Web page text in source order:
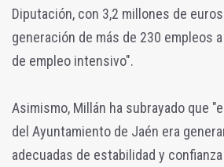
Diputación, con 3,2 millones de
generación de más de 230 empleos
de empleo intensivo".
Asimismo, Millán ha subrayado que
del Ayuntamiento de Jaén era
adecuadas de estabilidad y